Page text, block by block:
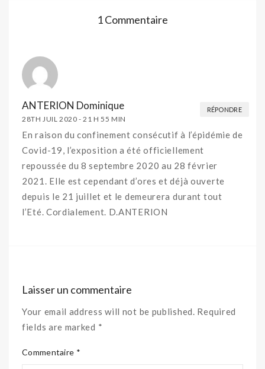
1 Commentaire
ANTERION Dominique
28TH JUIL 2020 -21 H 55 MIN
RÉPONDRE
En raison du confinement consécutif à l’épidémie de
Covid-19, l’exposition a été officiellement
repoussée du 8 septembre 2020 au 28 février
2021. Elle est cependant d’ores et déjà ouverte
depuis le 21 juillet et le demeurera durant tout
l’Eté. Cordialement. D.ANTERION
Laisser un commentaire
Your email address will not be published. Required
fields are marked *
Commentaire *